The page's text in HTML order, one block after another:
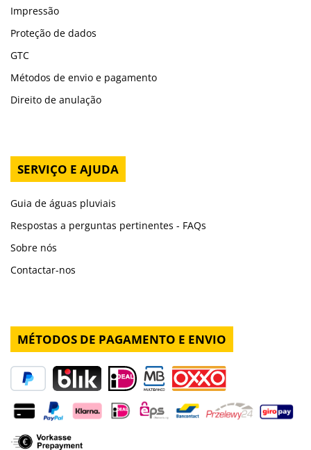
Impressão
Proteção de dados
GTC
Métodos de envio e pagamento
Direito de anulação
SERVIÇO E AJUDA
Guia de águas pluviais
Respostas a perguntas pertinentes - FAQs
Sobre nós
Contactar-nos
MÉTODOS DE PAGAMENTO E ENVIO